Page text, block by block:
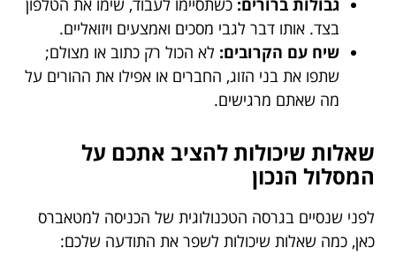
גבולות ברורים: כשתסיימו לעבוד, שימו את הטלפון
בצד. אותו דבר לגבי מסכים ואמצעים ויזואליים.
שיח עם הקרובים: לא הכול רק כתוב או מצולם;
שתפו את בני הזוג, החברים או אפילו את ההורים על
מה שאתם מרגישים.
שאלות שיכולות להציב אתכם על
המסלול הנכון
לפני שנסיים בגרסה הטכנולוגית של הכניסה למטאברס
כאן, כמה שאלות שיכולות לשפר את התודעה שלכם: